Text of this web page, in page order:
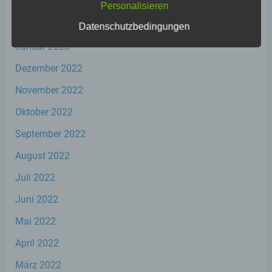
Januar 2023
Dezember 2022
November 2022
Oktober 2022
September 2022
August 2022
Juli 2022
Juni 2022
Mai 2022
April 2022
März 2022
a) personenbezogene Daten
Personenbezogene Daten sind alle
Informationen, die sich auf eine identifizierte
Folgenden „betroffene Person") beziehen.
Person angesehen, die direkt oder indirekt,
Kennung wie einem Namen, zu einer
Ausdruck der physischen, physiologischen,
kann.
Personalisieren
Datenschutzbedingungen